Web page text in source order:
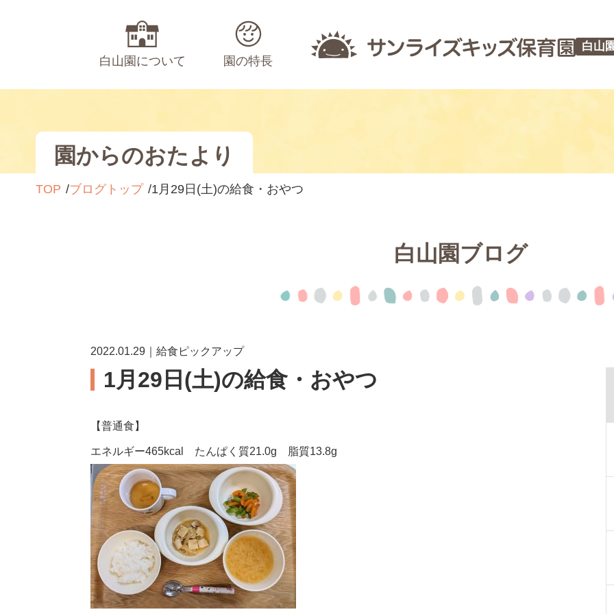
白山園について 園の特長
白山
園からのおたより
TOP ブログトップ 1月29日(土)の給食・おやつ
白山園ブログ
2022.01.29｜給食ピックアップ
1月29日(土)の給食・おやつ
【普通食】
エネルギー465kcal たんぱく質21.0g 脂質13.8g